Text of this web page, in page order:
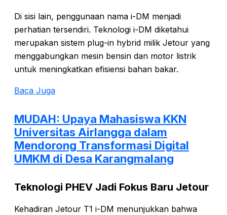
Di sisi lain, penggunaan nama i-DM menjadi
perhatian tersendiri. Teknologi i-DM diketahui
merupakan sistem plug-in hybrid milik Jetour yang
menggabungkan mesin bensin dan motor listrik
untuk meningkatkan efisiensi bahan bakar.
Baca Juga
MUDAH: Upaya Mahasiswa KKN
Universitas Airlangga dalam
Mendorong Transformasi Digital
UMKM di Desa Karangmalang
Teknologi PHEV Jadi Fokus Baru Jetour
Kehadiran Jetour T1 i-DM menunjukkan bahwa